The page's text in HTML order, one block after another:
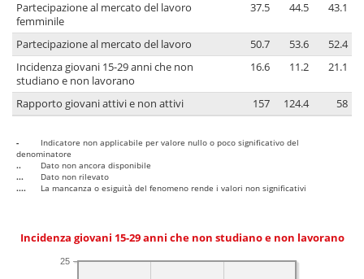
Partecipazione al mercato del lavoro
femminile
37.5 44.5 43.1
Partecipazione al mercato del lavoro 50.7 53.6
52.4
Incidenza giovani 15-29 anni che non
studiano e non lavorano
16.6 11.2 21.1
Rapporto giovani attivi e non attivi 157 124.4 58
-
Indicatore non applicabile per valore nullo o poco significativo del
denominatore
..
Dato non ancora disponibile
...
Dato non rilevato
....
La mancanza o esiguità del fenomeno rende i valori non significativi
Incidenza giovani 15-29 anni che non studiano e non lavorano
25